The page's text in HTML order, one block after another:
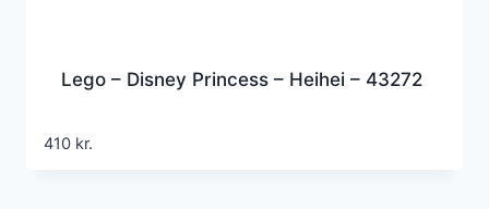
Lego – Disney Princess – Heihei – 43272
410 kr.